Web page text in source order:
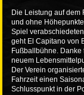
Die Leistung auf dem
und ohne
Spiel
geht El Capitano von
Fußballbühne.
neuem
Der Verein
Fahrzeit einen
Schlusspunkt in der